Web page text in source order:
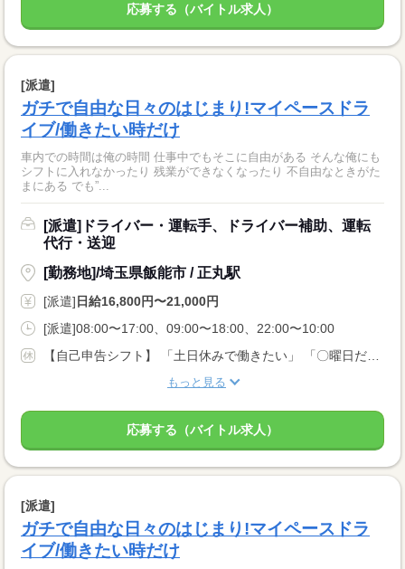
応募する（バイトル求人）
[派遣]
ガチで自由な日々のはじまり!マイペースドラ
イブ/働きたい時だけ
車内での時間は俺の時間 仕事中でもそこに自由がある そんな俺にも
シフトに入れなかったり 残業ができなくなったり 不自由なときがた
まにある でも”...
[派遣]ドライバー・運転手、ドライバー補助、運転
代行・送迎
[勤務地]/埼玉県飯能市 / 正丸駅
[派遣] 日給16,800円〜21,000円
[派遣]08:00〜17:00、09:00〜18:00、22:00〜10:00
もっと見る
応募する（バイトル求人）
[派遣]
ガチで自由な日々のはじまり!マイペースドラ
イブ/働きたい時だけ